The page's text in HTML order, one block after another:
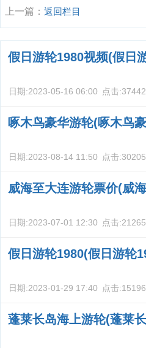
上一篇： 返回栏目
假日游轮1980视频(假日
日期:2023-05-16 06:00 点击:37442
啄木鸟豪华游轮(啄木鸟
日期:2023-08-14 11:50 点击:30205
威海至大连游轮票价(威
日期:2023-07-01 12:30 点击:21265
假日游轮1980(假日游轮
日期:2023-01-29 17:40 点击:15196
蓬莱长岛海上游轮(蓬莱